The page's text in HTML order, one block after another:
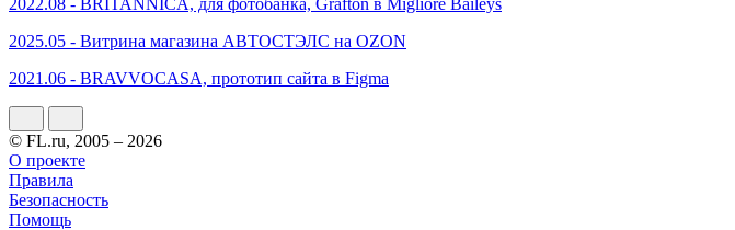
2025.05 - Витрина магазина АВТОСТЭЛС на OZON
2021.06 - BRAVVOCASA, прототип сайта в Figma
© FL.ru, 2005 – 2026
О проекте
Правила
Безопасность
Помощь